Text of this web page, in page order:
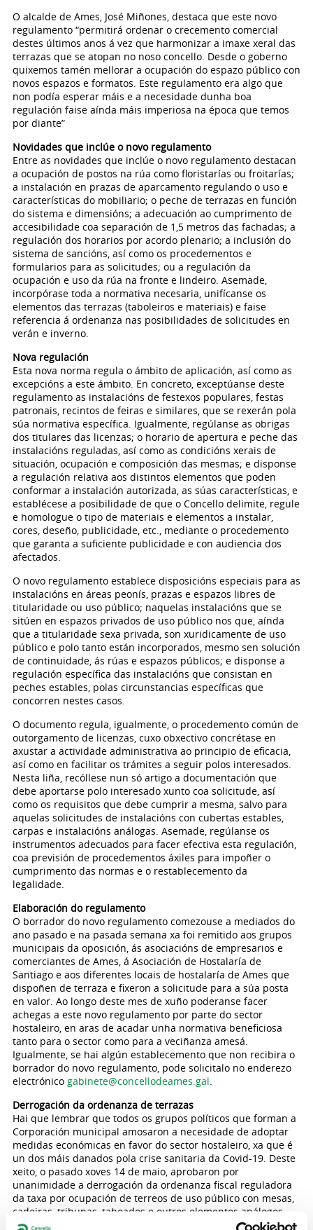
O alcalde de Ames, José Miñones, destaca que este novo
regulamento “permitirá ordenar o crecemento comercial
destes últimos anos á vez que harmonizar a imaxe xeral das
terrazas que se atopan no noso concello. Desde o goberno
quixemos tamén mellorar a ocupación do espazo público con
novos espazos e formatos. Este regulamento era algo que
non podía esperar máis e a necesidade dunha boa
regulación faise aínda máis imperiosa na época que temos
por diante”
Novidades que inclúe o novo regulamento
Entre as novidades que inclúe o novo regulamento destacan
a ocupación de postos na rúa como floristarías ou froitarías;
a instalación en prazas de aparcamento regulando o uso e
características do mobiliario; o peche de terrazas en función
do sistema e dimensións; a adecuación ao cumprimento de
accesibilidade coa separación de 1,5 metros das fachadas; a
regulación dos horarios por acordo plenario; a inclusión do
sistema de sancións, así como os procedementos e
formularios para as solicitudes; ou a regulación da
ocupación e uso da rúa na fronte e lindeiro. Asemade,
incorpórase toda a normativa necesaria, unifícanse os
elementos das terrazas (taboleiros e materiais) e faise
referencia á ordenanza nas posibilidades de solicitudes en
verán e inverno.
Nova regulación
Esta nova norma regula o ámbito de aplicación, así como as
excepcións a este ámbito. En concreto, exceptúanse deste
regulamento as instalacións de festexos populares, festas
patronais, recintos de feiras e similares, que se rexerán pola
súa normativa específica. Igualmente, regúlanse as obrigas
dos titulares das licenzas; o horario de apertura e peche das
instalacións reguladas, así como as condicións xerais de
situación, ocupación e composición das mesmas; e disponse
a regulación relativa aos distintos elementos que poden
conformar a instalación autorizada, as súas características, e
establécese a posibilidade de que o Concello delimite, regule
e homologue o tipo de materiais e elementos a instalar,
cores, deseño, publicidade, etc., mediante o procedemento
que garanta a suficiente publicidade e con audiencia dos
afectados.
O novo regulamento establece disposicións especiais para as
instalacións en áreas peonís, prazas e espazos libres de
titularidade ou uso público; naquelas instalacións que se
sitúen en espazos privados de uso público nos que, aínda
que a titularidade sexa privada, son xuridicamente de uso
público e polo tanto están incorporados, mesmo sen solución
de continuidade, ás rúas e espazos públicos; e disponse a
regulación específica das instalacións que consistan en
peches estables, polas circunstancias específicas que
concorren nestes casos.
O documento regula, igualmente, o procedemento común de
outorgamento de licenzas, cuxo obxectivo concrétase en
axustar a actividade administrativa ao principio de eficacia,
así como en facilitar os trámites a seguir polos interesados.
Nesta liña, recóllese nun só artigo a documentación que
debe aportarse polo interesado xunto coa solicitude, así
como os requisitos que debe cumprir a mesma, salvo para
aquelas solicitudes de instalacións con cubertas estables,
carpas e instalacións análogas. Asemade, regúlanse os
instrumentos adecuados para facer efectiva esta regulación,
coa previsión de procedementos áxiles para impoñer o
cumprimento das normas e o restablecemento da
legalidade.
Elaboración do regulamento
O borrador do novo regulamento comezouse a mediados do
ano pasado e na pasada semana xa foi remitido aos grupos
municipais da oposición, ás asociacións de empresarios e
comerciantes de Ames, á Asociación de Hostalaría de
Santiago e aos diferentes locais de hostalaría de Ames que
dispoñen de terraza e fixeron a solicitude para a súa posta
en valor. Ao longo deste mes de xuño poderanse facer
achegas a este novo regulamento por parte do sector
hostaleiro, en aras de acadar unha normativa beneficiosa
tanto para o sector como para a veciñanza amesá.
Igualmente, se hai algún establecemento que non recibira o
borrador do novo regulamento, pode solicitalo no enderezo
electrónico gabinete@concellodeames.gal.
Derrogación da ordenanza de terrazas
Hai que lembrar que todos os grupos políticos que forman a
Corporación municipal amosaron a necesidade de adoptar
medidas económicas en favor do sector hostaleiro, xa que é
un dos máis danados pola crise sanitaria da Covid-19. Deste
xeito, o pasado xoves 14 de maio, aprobaron por
unanimidade a derrogación da ordenanza fiscal reguladora
da taxa por ocupación de terreos de uso público con mesas,
cadeiras, tribunas, taboados e outros elementos análogos,
con finalidade lucrativa.